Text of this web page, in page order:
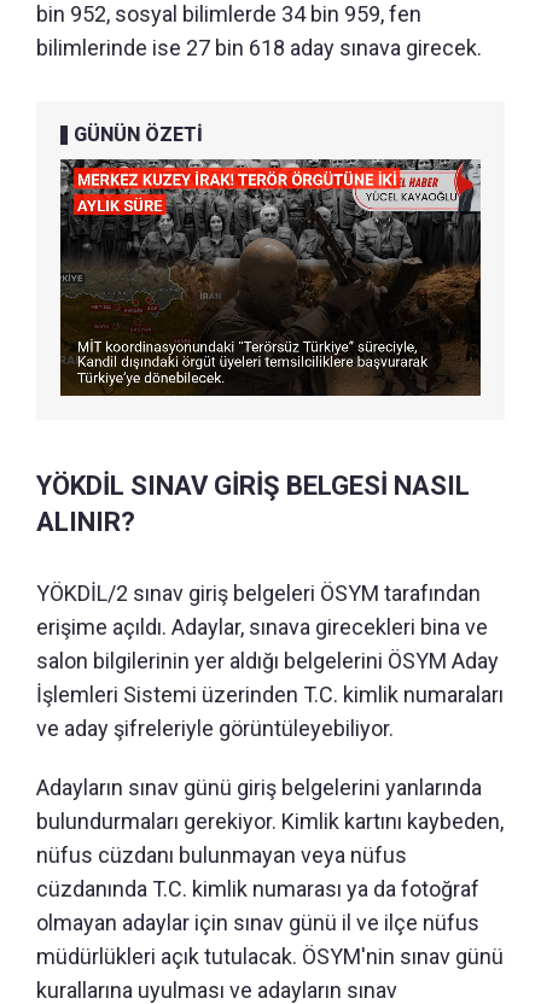
bin 952, sosyal bilimlerde 34 bin 959, fen
bilimlerinde ise 27 bin 618 aday sınava girecek.
GÜNÜN ÖZETİ
YÖKDİL SINAV GİRİŞ BELGESİ NASIL
ALINIR?
YÖKDİL/2 sınav giriş belgeleri ÖSYM tarafından
erişime açıldı. Adaylar, sınava girecekleri bina ve
salon bilgilerinin yer aldığı belgelerini ÖSYM Aday
İşlemleri Sistemi üzerinden T.C. kimlik numaraları
ve aday şifreleriyle görüntüleyebiliyor.
Adayların sınav günü giriş belgelerini yanlarında
bulundurmaları gerekiyor. Kimlik kartını kaybeden,
nüfus cüzdanı bulunmayan veya nüfus
cüzdanında T.C. kimlik numarası ya da fotoğraf
olmayan adaylar için sınav günü il ve ilçe nüfus
müdürlükleri açık tutulacak. ÖSYM'nin sınav günü
kurallarına uyulması ve adayların sınav